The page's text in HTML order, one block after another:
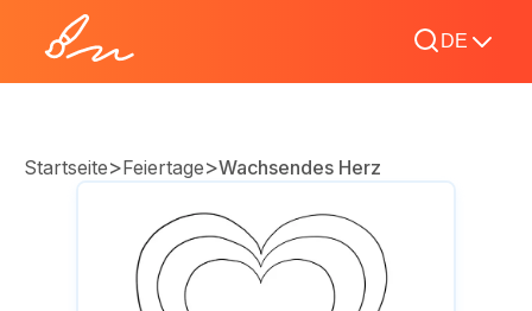
DE
Startseite>Feiertage>Wachsendes Herz